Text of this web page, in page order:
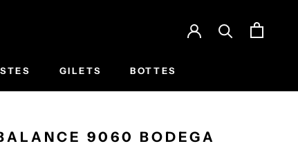
GILETS BOTTES
9060 BODEGA